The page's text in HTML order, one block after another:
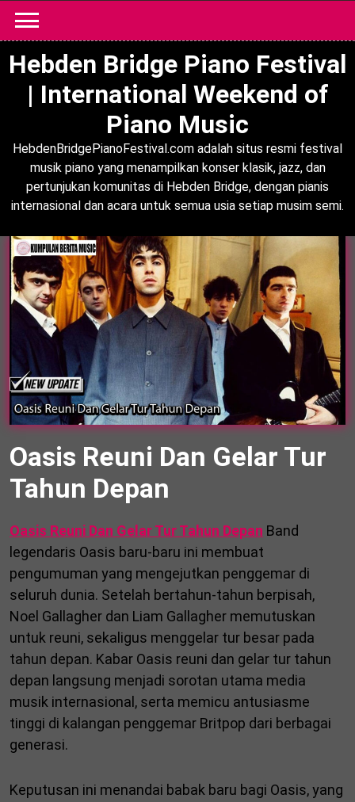
content
Hebden Bridge Piano Festival
| International Weekend of
Piano Music
HebdenBridgePianoFestival.com adalah situs resmi festival
musik piano yang menampilkan konser klasik, jazz, dan
pertunjukan komunitas di Hebden Bridge, dengan pianis
internasional dan acara untuk semua usia setiap musim semi.
Oasis Reuni Dan Gelar Tur
Tahun Depan
Oasis Reuni Dan Gelar Tur Tahun Depan Band
legendaris Oasis baru-baru ini membuat
pengumuman yang mengejutkan penggemar di
seluruh dunia. Setelah bertahun-tahun berpisah,
Noel Gallagher dan Liam Gallagher memutuskan
untuk reuni, sekaligus menggelar tur besar pada
tahun depan. Kabar Oasis reuni dan gelar tur tahun
depan langsung menjadi sorotan utama media
musik internasional, serta memicu antusiasme
tinggi di kalangan penggemar Britpop dari berbagai
generasi.
Keputusan ini menandai babak baru bagi Oasis, yang